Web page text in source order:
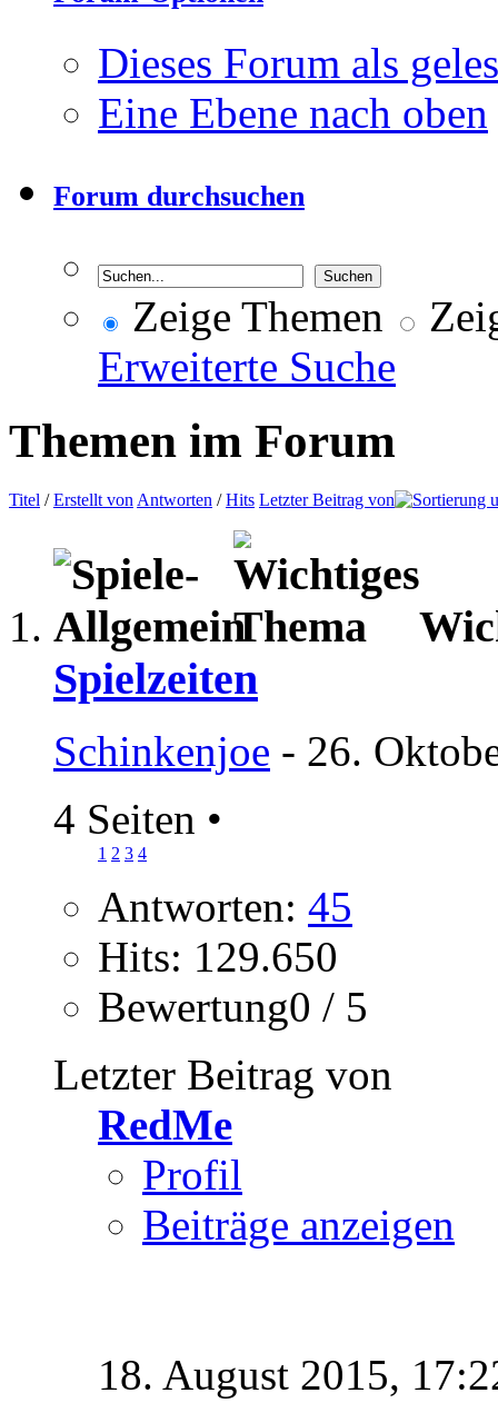
Dieses Forum als
Eine Ebene nach oben
Forum durchsuchen
Zeige Themen
Erweiterte Suche
Themen im Forum
Titel /Erstellt von Antworten /Hits Letzter Beitrag von
Spielzeiten
Schinkenjoe - 26.
4 Seiten •
1 2 3 4
Antworten: 45
Hits: 129.650
Bewertung0 / 5
Letzter Beitrag von
RedMe
Profil
Beiträge anzeigen
18. August 2015,